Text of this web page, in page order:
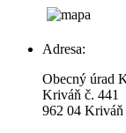
Adresa:
Obecný úrad
Kriváň č. 441
962 04 Kriváň